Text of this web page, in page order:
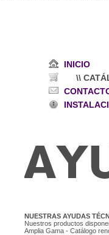
INICIO
\\
NUESTRAS AYUDAS
Nuestros productos
Amplia Gama - Catálogo